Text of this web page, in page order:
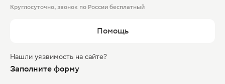
Круглосуточно, звонок по России бесплатный
Помощь
Нашли уязвимость на сайте?
Заполните форму